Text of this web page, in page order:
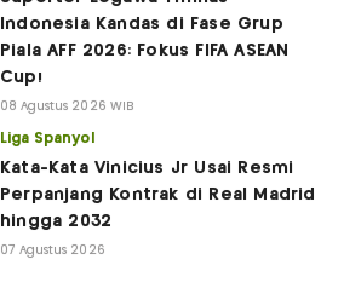
Indonesia Kandas di Fase Grup
Piala AFF 2026: Fokus FIFA ASEAN
Cup!
08 Agustus 2026 WIB
Liga Spanyol
Kata-Kata Vinicius Jr Usai Resmi
Perpanjang Kontrak di Real Madrid
hingga 2032
07 Agustus 2026